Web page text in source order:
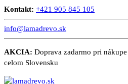
Kontakt: +421 905 845 105
info@lamadrevo.sk
AKCIA: Doprava zadarmo pri
celom Slovensku